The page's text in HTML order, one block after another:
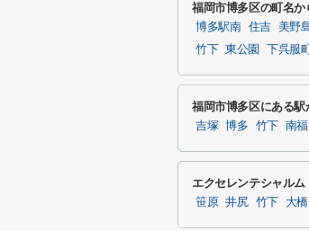
福岡市博多区の町名か
博多駅南 住吉 美野
竹下 東公園 下呉服町
福岡市博多区にある駅
吉塚 博多 竹下 南
エクセレンテシャル
笹原 井尻 竹下 大橋